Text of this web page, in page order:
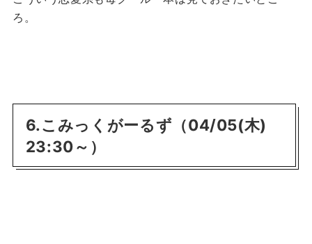
ろ。
6.こみっくがーるず（04/05(木)
23:30～）